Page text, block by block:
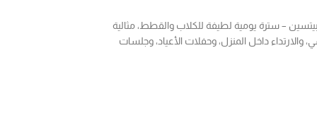
– سترة يومية لطيفة للكلاب والقطط، مثالية
والارتداء داخل المنزل، وحفلات الأعياد، وجلسات